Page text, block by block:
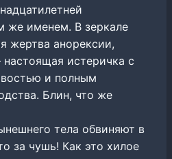
же именем. В зеркале
жертва анорексии,
истеричка с
и полным
Блин, что же
тела обвиняют в
за чушь! Как это хилое